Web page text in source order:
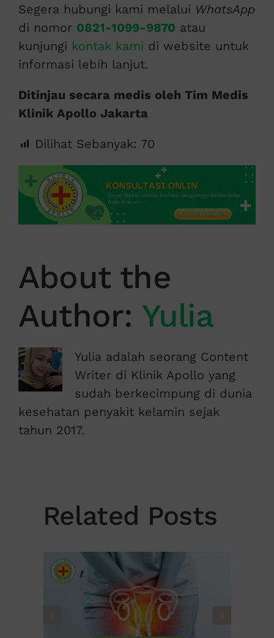
Segera hubungi kami melalui WhatsApp
di nomor 0821-1099-9870 atau
kunjungi kontak kami di website untuk
informasi lebih lanjut.
Ditinjau secara medis oleh Tim Medis
Klinik Apollo Jakarta
Dilihat Sebanyak: 70
About the
Author: Yulia
Yulia adalah seorang Content
Writer di Klinik Apollo yang
sudah berkecimpung di dunia
kesehatan penyakit kelamin sejak
tahun 2017.
Related Posts